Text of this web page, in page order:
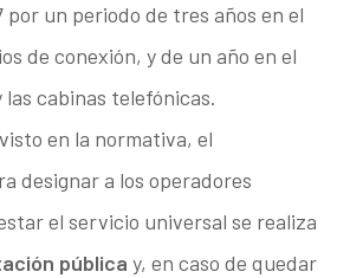
por un periodo de tres años en el
de conexión, y de un año en el
las cabinas telefónicas.
en la normativa, el
designar a los operadores
el servicio universal se realiza
pública y, en caso de quedar